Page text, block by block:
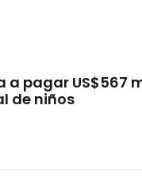
a pagar US$567
de niños